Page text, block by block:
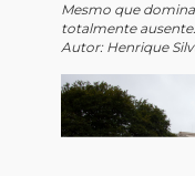
Mesmo que
totalmente ausente.
Autor: Henrique